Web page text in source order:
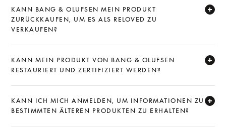
KANN BANG & OLUFSEN MEIN PRODUKT
ZURÜCKKAUFEN, UM ES ALS RELOVED ZU
VERKAUFEN?
KANN MEIN PRODUKT VON BANG & OLUFSEN
RESTAURIERT UND ZERTIFIZIERT WERDEN?
KANN ICH MICH ANMELDEN, UM INFORMATIONEN ZU
BESTIMMTEN ÄLTEREN PRODUKTEN ZU ERHALTEN?